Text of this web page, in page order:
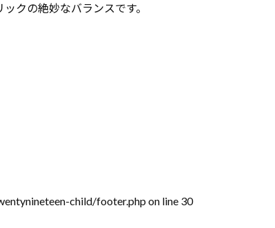
ックの絶妙なバランスです。
child/footer.php on line 30